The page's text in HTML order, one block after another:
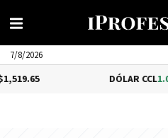
7/8/2026
1.06%$1,576.19